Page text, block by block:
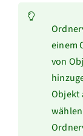
einem
von
Objekt